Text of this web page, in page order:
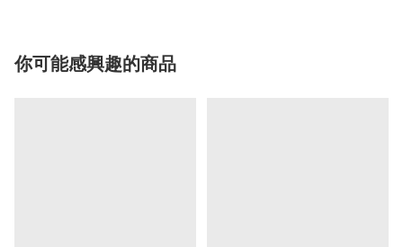
你可能感興趣的商品